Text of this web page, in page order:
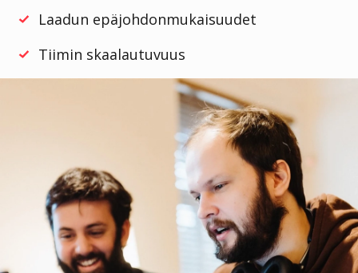
Laadun epäjohdonmukaisuudet
Tiimin skaalautuvuus